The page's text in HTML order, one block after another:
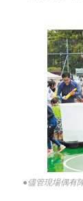
●儘管現場偶有